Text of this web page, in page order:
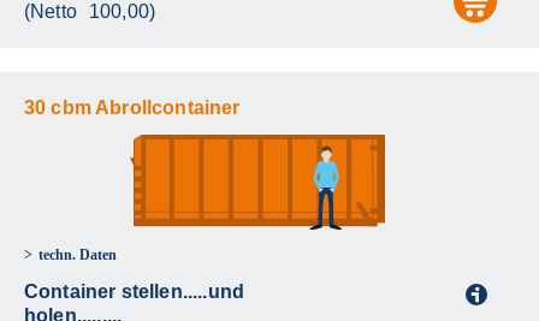
(Netto
100,00)
30 cbm Abrollcontainer
techn. Daten
Container stellen.....und
holen.........